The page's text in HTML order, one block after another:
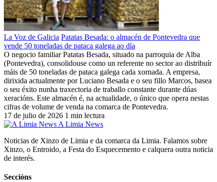
La Voz de Galicia Patatas Besada: o almacén de Pontevedra que
vende 50 toneladas de pataca galega ao día
O negocio familiar Patatas Besada, situado na parroquia de Alba
(Pontevedra), consolidouse como un referente no sector ao distribuír
máis de 50 toneladas de pataca galega cada xornada. A empresa,
dirixida actualmente por Luciano Besada e o seu fillo Marcos, basea
o seu éxito nunha traxectoria de traballo constante durante dúas
xeracións. Este almacén é, na actualidade, o único que opera nestas
cifras de volume de venda na comarca de Pontevedra.
17 de julio de 2026 1 min lectura
A Limia News
Noticias de Xinzo de Limia e da comarca da Limia. Falamos sobre
Xinzo, o Entroido, a Festa do Esquecemento e calquera outra noticia
de interés.
Seccións